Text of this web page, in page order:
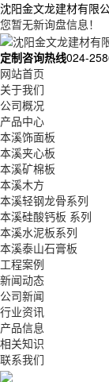
沈阳金文龙建材有限
您暂无新询盘信息！
定制咨询热线024-
网站首页
关于我们
公司概况
产品中心
本溪饰面板
本溪夹心板
本溪矿棉板
本溪木方
本溪轻钢龙骨系列
本溪硅酸钙板 系列
本溪水泥板系列
本溪泰山石膏板
工程案例
新闻动态
公司新闻
行业资讯
产品信息
相关知识
联系我们